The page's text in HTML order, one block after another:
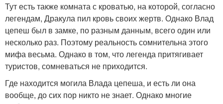
Тут есть также комната с кроватью, на которой, согласно
легендам, Дракула пил кровь своих жертв. Однако Влад
цепеш был в замке, по разным данным, всего один или
несколько раз. Поэтому реальность сомнительна этого
мифа весьма. Однако в том, что легенда притягивает
туристов, сомневаться не приходится.
Где находится могила Влада цепеша, и есть ли она
вообще, до сих пор никто не знает. Однако многие